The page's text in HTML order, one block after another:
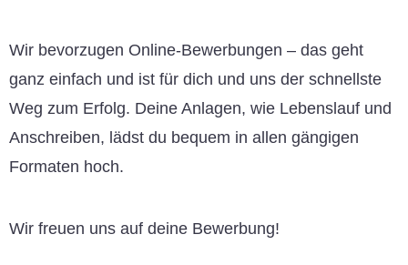
Wir bevorzugen Online-Bewerbungen – das geht
ganz einfach und ist für dich und uns der schnellste
Weg zum Erfolg. Deine Anlagen, wie Lebenslauf und
Anschreiben, lädst du bequem in allen gängigen
Formaten hoch.
Wir freuen uns auf deine Bewerbung!